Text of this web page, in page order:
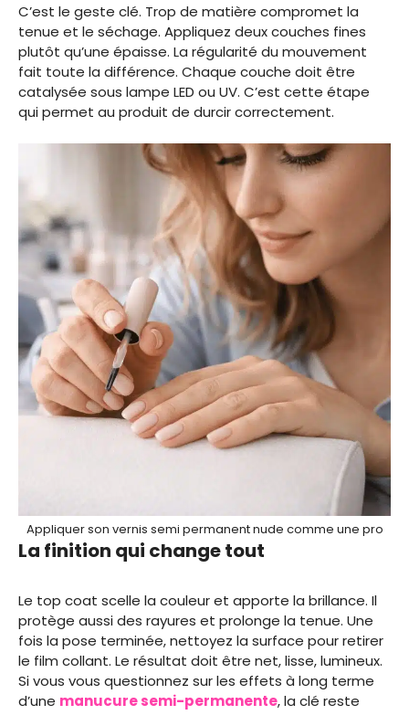
C’est le geste clé. Trop de matière compromet la
tenue et le séchage. Appliquez deux couches fines
plutôt qu’une épaisse. La régularité du mouvement
fait toute la différence. Chaque couche doit être
catalysée sous lampe LED ou UV. C’est cette étape
qui permet au produit de durcir correctement.
Appliquer son vernis semi permanent nude comme une pro
La finition qui change tout
Le top coat scelle la couleur et apporte la brillance. Il
protège aussi des rayures et prolonge la tenue. Une
fois la pose terminée, nettoyez la surface pour retirer
le film collant. Le résultat doit être net, lisse, lumineux.
Si vous vous questionnez sur les effets à long terme
d’une manucure semi-permanente, la clé reste